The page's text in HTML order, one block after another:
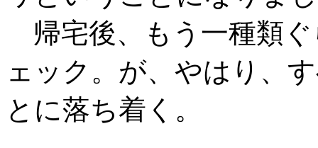
帰宅後、もう一種類
ェック。が、やはり、
とに落ち着く。